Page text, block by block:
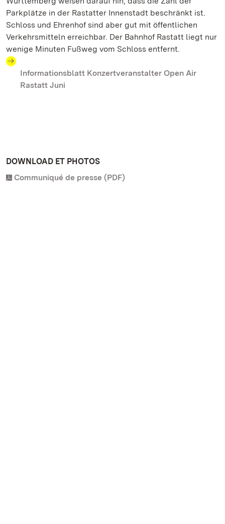
Parkplätze in der Rastatter Innenstadt beschränkt ist.
Schloss und Ehrenhof sind aber gut mit öffentlichen
Verkehrsmitteln erreichbar. Der Bahnhof Rastatt liegt nur
wenige Minuten Fußweg vom Schloss entfernt.
Informationsblatt Konzertveranstalter Open Air
Rastatt Juni
DOWNLOAD ET PHOTOS
Communiqué de presse (PDF)